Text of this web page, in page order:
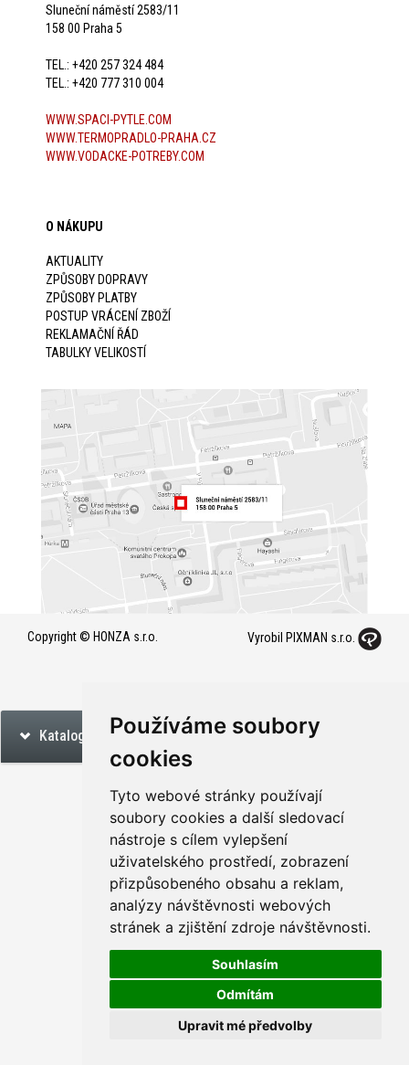
Používáme soubory
cookies
Tyto webové stránky používají
soubory cookies a další sledovací
nástroje s cílem vylepšení
uživatelského prostředí, zobrazení
přizpůsobeného obsahu a reklam,
analýzy návštěvnosti webových
stránek a zjištění zdroje návštěvnosti.
Souhlasím
Odmítám
Upravit mé předvolby
Sluneční náměstí 2583/11
158 00 Praha 5
TEL.: +420 257 324 484
TEL.: +420 777 310 004
WWW.SPACI-PYTLE.COM
WWW.TERMOPRADLO-PRAHA.CZ
WWW.VODACKE-POTREBY.COM
O NÁKUPU
AKTUALITY
ZPŮSOBY DOPRAVY
ZPŮSOBY PLATBY
POSTUP VRÁCENÍ ZBOŽÍ
REKLAMAČNÍ ŘÁD
TABULKY VELIKOSTÍ
Copyright © HONZA s.r.o. Vyrobil PIXMAN s.r.o.
Katalog